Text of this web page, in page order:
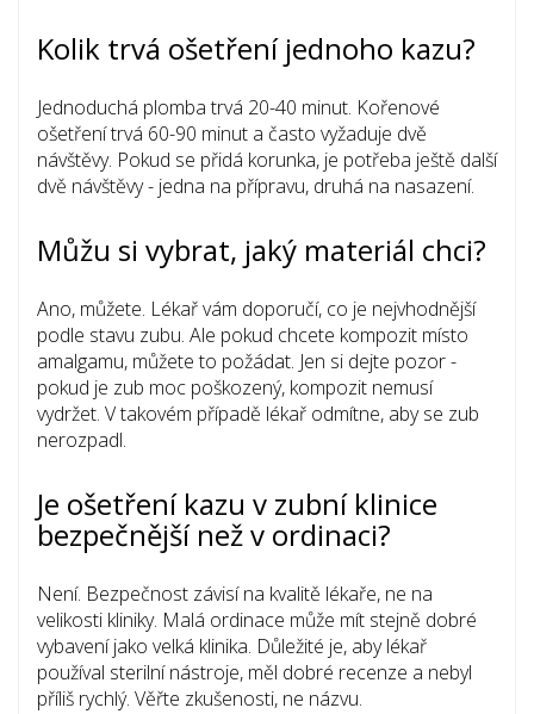
Kolik trvá ošetření jednoho kazu?
Jednoduchá plomba trvá 20-40 minut. Kořenové
ošetření trvá 60-90 minut a často vyžaduje dvě
návštěvy. Pokud se přidá korunka, je potřeba ještě další
dvě návštěvy - jedna na přípravu, druhá na nasazení.
Můžu si vybrat, jaký materiál chci?
Ano, můžete. Lékař vám doporučí, co je nejvhodnější
podle stavu zubu. Ale pokud chcete kompozit místo
amalgamu, můžete to požádat. Jen si dejte pozor -
pokud je zub moc poškozený, kompozit nemusí
vydržet. V takovém případě lékař odmítne, aby se zub
nerozpadl.
Je ošetření kazu v zubní klinice
bezpečnější než v ordinaci?
Není. Bezpečnost závisí na kvalitě lékaře, ne na
velikosti kliniky. Malá ordinace může mít stejně dobré
vybavení jako velká klinika. Důležité je, aby lékař
používal sterilní nástroje, měl dobré recenze a nebyl
příliš rychlý. Věřte zkušenosti, ne názvu.